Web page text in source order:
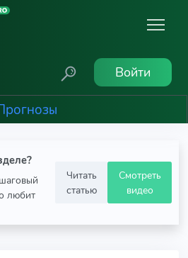
Войти
любит
Читать
статью
Смотреть
видео